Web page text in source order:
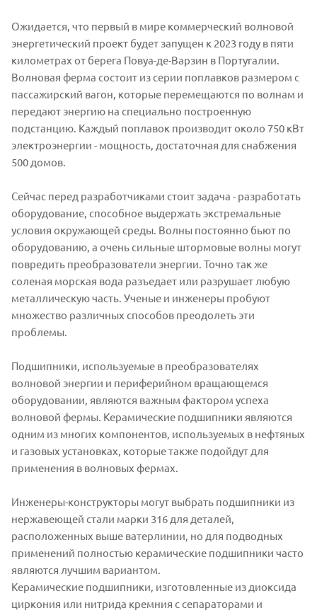
Ожидается, что первый в мире коммерческий волновой
энергетический проект будет запущен к 2023 году в пяти
километрах от берега Повуа-де-Варзин в Португалии.
Волновая ферма состоит из серии поплавков размером с
пассажирский вагон, которые перемещаются по волнам и
передают энергию на специально построенную
подстанцию. Каждый поплавок производит около 750 кВт
электроэнергии - мощность, достаточная для снабжения
500 домов.
Сейчас перед разработчиками стоит задача - разработать
оборудование, способное выдержать экстремальные
условия окружающей среды. Волны постоянно бьют по
оборудованию, а очень сильные штормовые волны могут
повредить преобразователи энергии. Точно так же
соленая морская вода разъедает или разрушает любую
металлическую часть. Ученые и инженеры пробуют
множество различных способов преодолеть эти
проблемы.
Подшипники, используемые в преобразователях
волновой энергии и периферийном вращающемся
оборудовании, являются важным фактором успеха
волновой фермы. Керамические подшипники являются
одним из многих компонентов, используемых в нефтяных
и газовых установках, которые также подойдут для
применения в волновых фермах.
Инженеры-конструкторы могут выбрать подшипники из
нержавеющей стали марки 316 для деталей,
расположенных выше ватерлинии, но для подводных
применений полностью керамические подшипники часто
являются лучшим вариантом.
Керамические подшипники, изготовленные из диоксида
циркония или нитрида кремния с сепараторами и